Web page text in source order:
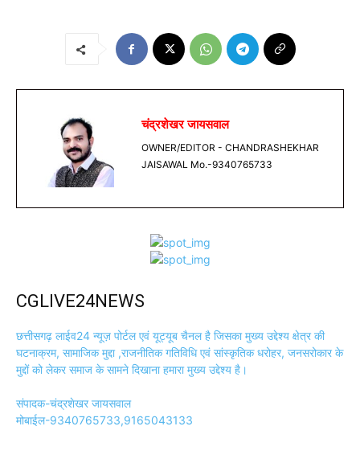
चंद्रशेखर जायसवाल
OWNER/EDITOR - CHANDRASHEKHAR
JAISAWAL Mo.-9340765733
CGLIVE24NEWS
छत्तीसगढ़ लाईव24 न्यूज़ पोर्टल एवं यूट्यूब चैनल है जिसका मुख्य उद्देश्य क्षेत्र की
घटनाक्रम, सामाजिक मुद्दा ,राजनीतिक गतिविधि एवं सांस्कृतिक धरोहर, जनसरोकार के
मुद्दों को लेकर समाज के सामने दिखाना हमारा मुख्य उद्देश्य है।
संपादक-चंद्रशेखर जायसवाल
मोबाईल-9340765733,9165043133